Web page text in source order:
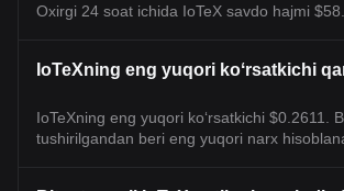
Oxirgi 24 soat ichida IoTeX savdo hajmi
IoTeXning eng yuqori koʻrsatkichi
IoTeXning eng yuqori ko‘rsatkichi $0.2611.
tushirilgandan beri eng yuqori narx